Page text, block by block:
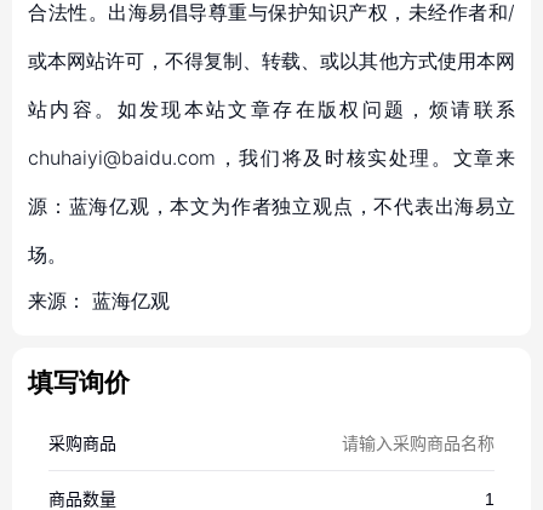
合法性。出海易倡导尊重与保护知识产权，未经作者和/
或本网站许可，不得复制、转载、或以其他方式使用本网
站内容。如发现本站文章存在版权问题，烦请联系
chuhaiyi@baidu.com，我们将及时核实处理。文章来
源：蓝海亿观，本文为作者独立观点，不代表出海易立
场。
来源： 蓝海亿观
填写询价